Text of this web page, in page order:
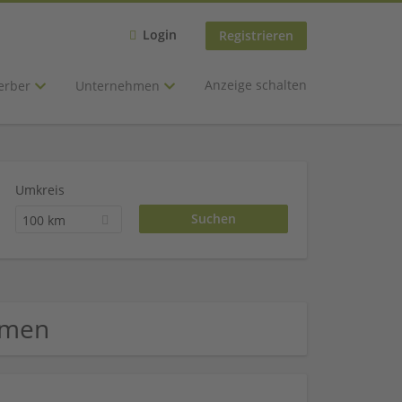
Login Registrieren
Unternehmen Anzeige schalten
Umkreis
100 km